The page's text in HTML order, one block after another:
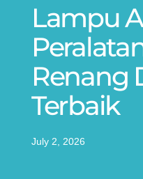
Lampu
Renang
Terbaik
July 2, 2026